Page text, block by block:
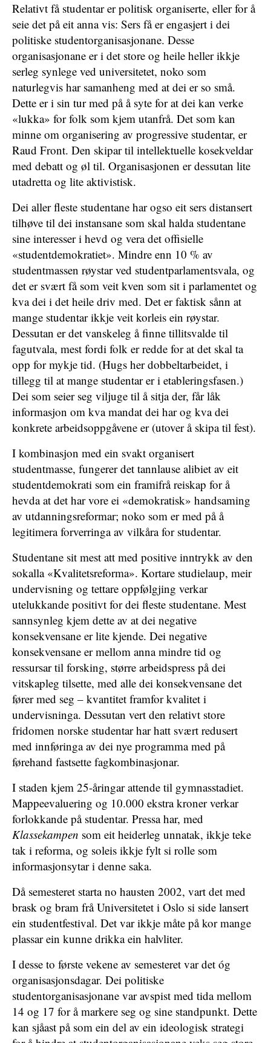
Relativt få studentar er politisk organiserte, eller for å
seie det på eit anna vis: Sers få er engasjert i dei
politiske studentorganisasjonane. Desse
organisasjonane er i det store og heile heller ikkje
serleg synlege ved universitetet, noko som
naturlegvis har samanheng med at dei er so små.
Dette er i sin tur med på å syte for at dei kan verke
«lukka» for folk som kjem utanfrå. Det som kan
minne om organisering av progressive studentar, er
Raud Front. Den skipar til intellektuelle kosekveldar
med debatt og øl til. Organisasjonen er dessutan lite
utadretta og lite aktivistisk.
Dei aller fleste studentane har ogso eit sers distansert
tilhøve til dei instansane som skal halda studentane
sine interesser i hevd og vera det offisielle
«studentdemokratiet». Mindre enn 10 % av
studentmassen røystar ved studentparlamentsvala, og
det er svært få som veit kven som sit i parlamentet og
kva dei i det heile driv med. Det er faktisk sånn at
mange studentar ikkje veit korleis ein røystar.
Dessutan er det vanskeleg å finne tillitsvalde til
fagutvala, mest fordi folk er redde for at det skal ta
opp for mykje tid. (Hugs her dobbeltarbeidet, i
tillegg til at mange studentar er i etableringsfasen.)
Dei som seier seg viljuge til å sitja der, får låk
informasjon om kva mandat dei har og kva dei
konkrete arbeidsoppgåvene er (utover å skipa til fest).
I kombinasjon med ein svakt organisert
studentmasse, fungerer det tannlause alibiet av eit
studentdemokrati som ein framifrå reiskap for å
hevda at det har vore ei «demokratisk» handsaming
av utdanningsreformar; noko som er med på å
legitimera forverringa av vilkåra for studentar.
Studentane sit mest att med positive inntrykk av den
sokalla «Kvalitetsreforma». Kortare studielaup, meir
undervisning og tettare oppfølgjing verkar
utelukkande positivt for dei fleste studentane. Mest
sannsynleg kjem dette av at dei negative
konsekvensane er lite kjende. Dei negative
konsekvensane er mellom anna mindre tid og
ressursar til forsking, større arbeidspress på dei
vitskapleg tilsette, med alle dei konsekvensane det
fører med seg – kvantitet framfor kvalitet i
undervisninga. Dessutan vert den relativt store
fridomen norske studentar har hatt svært redusert
med innføringa av dei nye programma med på
førehand fastsette fagkombinasjonar.
I staden kjem 25-åringar attende til gymnasstadiet.
Mappeevaluering og 10.000 ekstra kroner verkar
forlokkande på studentar. Pressa har, med
Klassekampen som eit heiderleg unnatak, ikkje teke
tak i reforma, og soleis ikkje fylt si rolle som
informasjonsytar i denne saka.
Då semesteret starta no hausten 2002, vart det med
brask og bram frå Universitetet i Oslo si side lansert
ein studentfestival. Det var ikkje måte på kor mange
plassar ein kunne drikka ein halvliter.
I desse to første vekene av semesteret var det óg
organisasjonsdagar. Dei politiske
studentorganisasjonane var avspist med tida mellom
14 og 17 for å markere seg og sine standpunkt. Dette
kan sjåast på som ein del av ein ideologisk strategi